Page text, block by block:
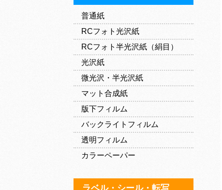
普通紙
RCフォト光沢紙
RCフォト半光沢紙（絹目）
光沢紙
微光沢・半光沢紙
マット合成紙
版下フィルム
バックライトフィルム
透明フィルム
カラーペーパー